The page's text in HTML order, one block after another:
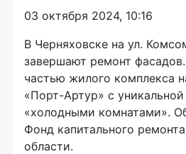
03 октября 2024, 10:16
В Черняховске на ул.
завершают ремонт
частью жилого комплекса
«Порт-Артур» с
«холодными комнатами».
Фонд капитального
области.